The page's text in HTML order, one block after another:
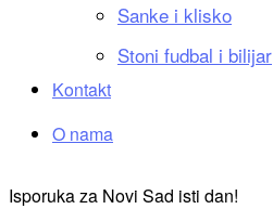
Sanke i klisko
Stoni fudbal i bilijar
Kontakt
O nama
Isporuka za Novi Sad isti dan!